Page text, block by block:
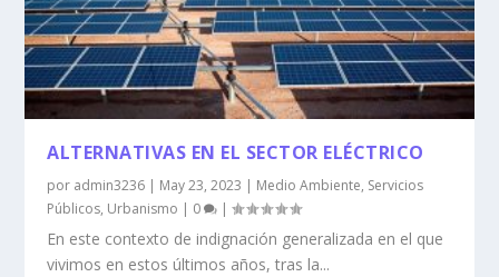
ALTERNATIVAS EN EL SECTOR ELÉCTRICO
por admin3236 | May 23, 2023 | Medio Ambiente, Servicios
Públicos, Urbanismo | 0 |
En este contexto de indignación generalizada en el que
vivimos en estos últimos años, tras la...